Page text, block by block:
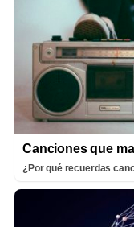
Canciones que
¿Por qué recuerdas